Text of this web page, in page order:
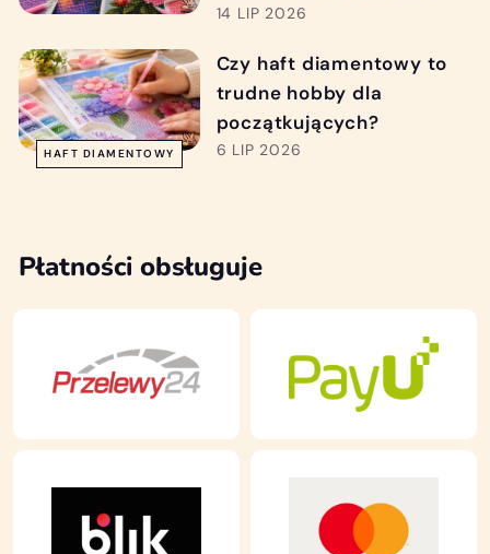
14 LIP 2026
HAFT DIAMENTOWY
Czy haft diamentowy to
trudne hobby dla
początkujących?
6 LIP 2026
Płatności obsługuje